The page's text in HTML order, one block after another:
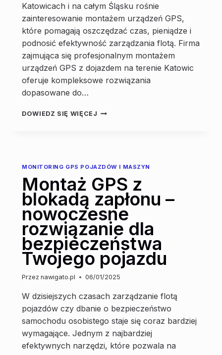
Katowicach i na całym Śląsku rośnie
zainteresowanie montażem urządzeń GPS,
które pomagają oszczędzać czas, pieniądze i
podnosić efektywność zarządzania flotą. Firma
zajmująca się profesjonalnym montażem
urządzeń GPS z dojazdem na terenie Katowic
oferuje kompleksowe rozwiązania
dopasowane do…
DOWIEDZ SIĘ WIĘCEJ MONTAŻ
–
DLACZEGO
WARTO
ZAINWESTOWAĆ
W
URZĄDZENIA
GPS
DO
POJAZDÓW?
MONITORING GPS POJAZDÓW I MASZYN
Montaż GPS z
blokadą zapłonu –
nowoczesne
rozwiązanie dla
bezpieczeństwa
Twojego pojazdu
Przez nawigato.pl 06/01/2025
W dzisiejszych czasach zarządzanie flotą
pojazdów czy dbanie o bezpieczeństwo
samochodu osobistego staje się coraz bardziej
wymagające. Jednym z najbardziej
efektywnych narzędzi, które pozwala na